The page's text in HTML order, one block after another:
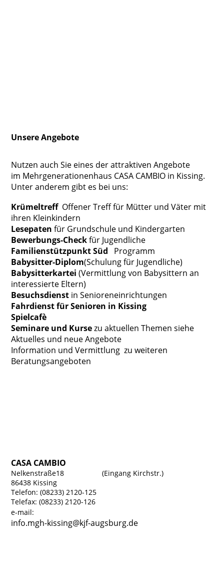
Unsere Angebote
Nutzen auch Sie eines der attraktiven Angebote
im Mehrgenerationenhaus CASA CAMBIO in Kissing.
Unter anderem gibt es bei uns:
KrümeltreffOffener Treff für Mütter und Väter mit
ihren Kleinkindern
Lesepaten für Grundschule und Kindergarten
Bewerbungs-Checkfür Jugendliche
Familienstützpunkt Süd
Programm
Babysitter-Diplom(Schulung für Jugendliche)
Babysitterkartei(Vermittlung von Babysitternan
interessierte Eltern)
Besuchsdienst in Senioreneinrichtungen
Fahrdienst für Senioren in Kissing
Spielcafè
Seminare und Kursezu aktuellen Themen siehe
Aktuelles und neue Angebote
Information und Vermittlungzu weiteren
Beratungsangeboten
CASA CAMBIO
Nelkenstraße18 (Eingang Kirchstr.)
86438 Kissing
Telefon: (08233) 2120-125
Telefax: (08233) 2120-126
e-mail:
info.mgh-kissing@kjf-augsburg.de